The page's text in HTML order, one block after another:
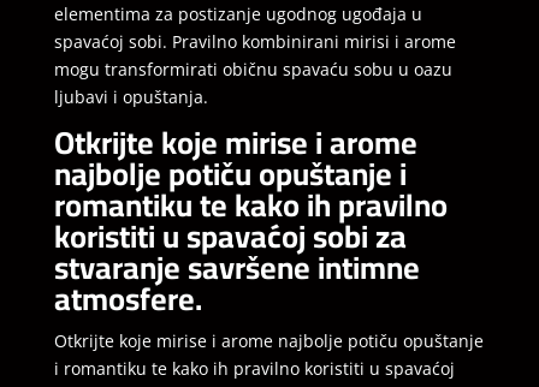
elementima za postizanje ugodnog ugođaja u
spavaćoj sobi. Pravilno kombinirani mirisi i arome
mogu transformirati običnu spavaću sobu u oazu
ljubavi i opuštanja.
Otkrijte koje mirise i arome
najbolje potiču opuštanje i
romantiku te kako ih pravilno
koristiti u spavaćoj sobi za
stvaranje savršene intimne
atmosfere.
Otkrijte koje mirise i arome najbolje potiču opuštanje
i romantiku te kako ih pravilno koristiti u spavaćoj